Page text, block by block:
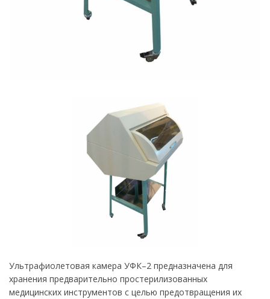
Ультрафиолетовая камера УФК–2 предназначена для
хранения предварительно простерилизованных
медицинских инструментов с целью предотвращения их